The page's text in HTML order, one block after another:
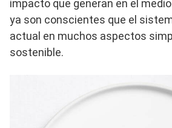
impacto que generan en el
ya son conscientes que el
actual en muchos aspectos
sostenible.